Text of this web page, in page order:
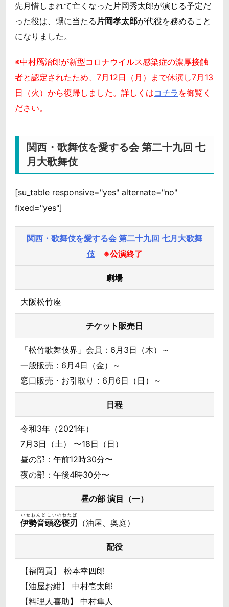
先月惜しまれて亡くなった片岡秀太郎が演じる予定だ
った役は、甥に当たる 片岡孝太郎が代役を務めること
になりました。
※中村鴈治郎が新型コロナウイルス感染症の濃厚接触
者と認定されたため、7月12日（月）まで休演し7月13
日（火）から復帰しました。詳しくはコチラ を御覧く
ださい。
関西・歌舞伎を愛する会 第二十九回 七
月大歌舞伎
[su_table responsive="yes" alternate="no"
fixed="yes"]
関西・歌舞伎を愛する会 第二十九回 七月大歌舞
伎
※公演終了
劇場
大阪松竹座
チケット販売日
「松竹歌舞伎界」会員：6月3日（木）～
一般販売：6月4日（金）～
窓口販売・お引取り：6月6日（日）～
日程
令和3年（2021年）
7月3日（土） 〜18日（日）
昼の部：午前12時30分〜
夜の部：午後4時30分〜
昼の部 演目（一）
伊勢音頭恋寝刃
いせおんどこいのねたば
（油屋、奥庭）
配役
【福岡貢】 松本幸四郎
【油屋お紺】 中村壱太郎
【料理人喜助】 中村隼人